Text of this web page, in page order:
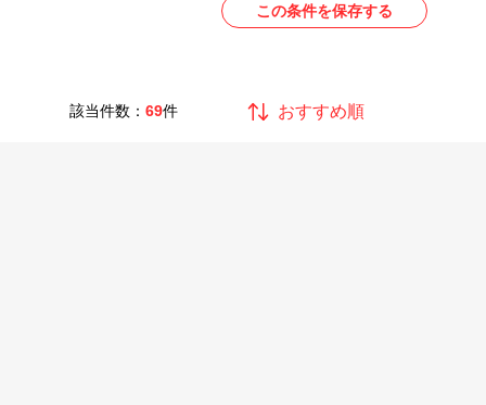
該当件数： 69件
この条件を保存する